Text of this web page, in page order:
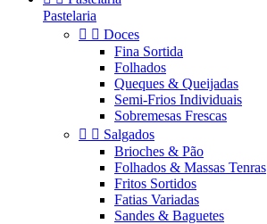
Pastelaria
  Doces
Fina Sortida
Folhados
Queques & Queijadas
Semi-Frios Individuais
Sobremesas Frescas
  Salgados
Brioches & Pão
Folhados & Massas Tenras
Fritos Sortidos
Fatias Variadas
Sandes & Baguetes